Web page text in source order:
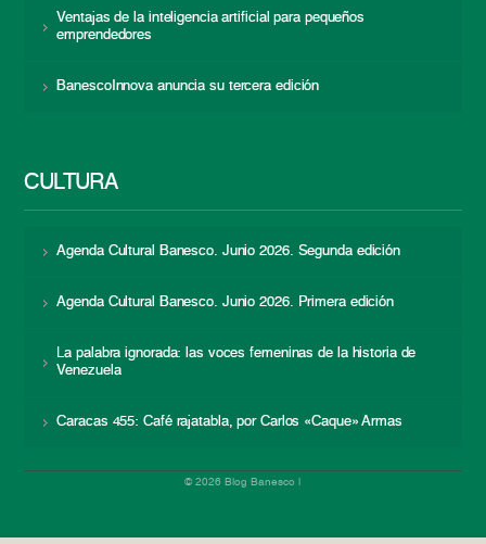
Ventajas de la inteligencia artificial para pequeños
emprendedores
BanescoInnova anuncia su tercera edición
CULTURA
Agenda Cultural Banesco. Junio 2026. Segunda edición
Agenda Cultural Banesco. Junio 2026. Primera edición
La palabra ignorada: las voces femeninas de la historia de
Venezuela
Caracas 455: Café rajatabla, por Carlos «Caque» Armas
© 2026 Blog Banesco |